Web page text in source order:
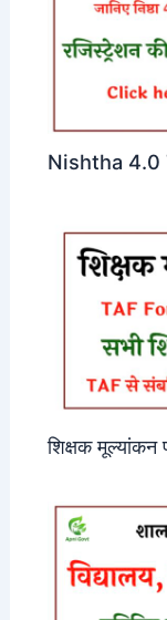
Nishtha 4.0
शिक्षक